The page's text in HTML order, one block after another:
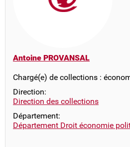
Antoine PROVANSAL
Chargé(e) de collections :
Direction:
Direction des collections
Département:
Département Droit économie